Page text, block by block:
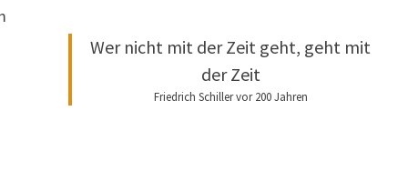
Wer nicht mit der Zeit geht, geht mit
der Zeit
Friedrich Schiller vor 200 Jahren